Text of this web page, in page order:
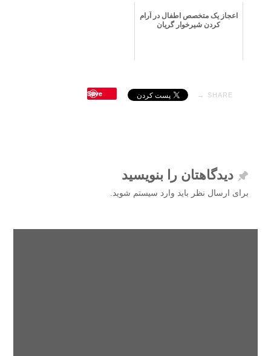
اعجاز یک متخصص اطفال در آرام
کردن شیرخوار گریان
SHARE →
Save
دیدگاهتان را بنویسید
برای ارسال نظر باید وارد سیستم شوید.